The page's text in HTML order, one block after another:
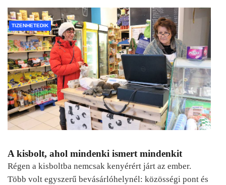
TIZENHETEDIK
A kisbolt, ahol mindenki ismert mindenkit
Régen a kisboltba nemcsak kenyérért járt az ember.
Több volt egyszerű bevásárlóhelynél: közösségi pont és